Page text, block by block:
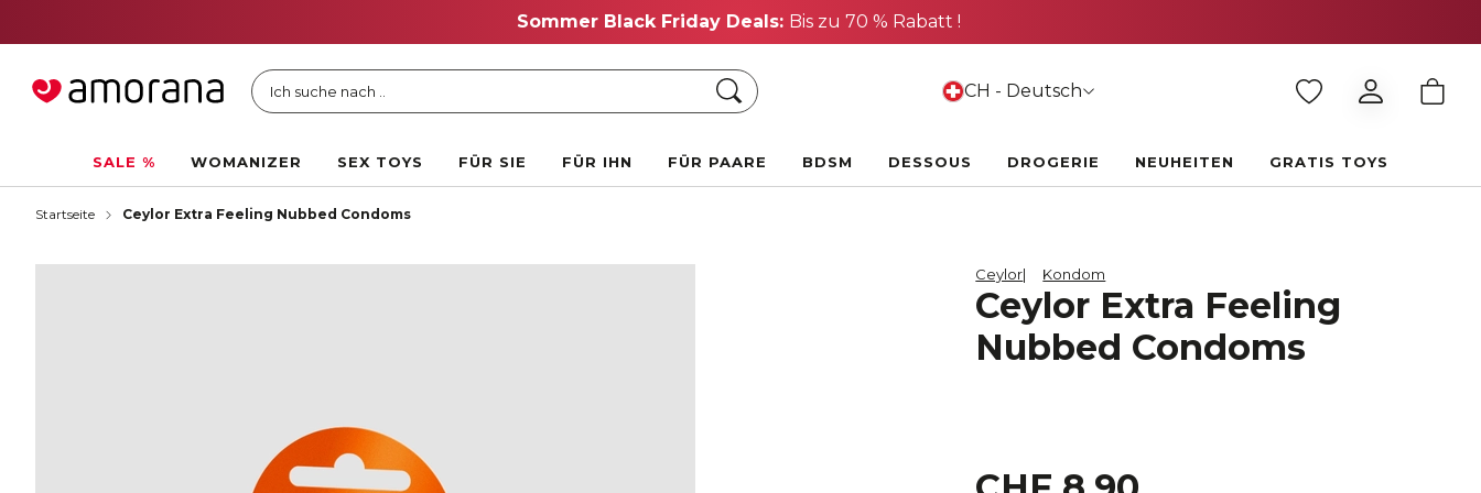
Sommer Black Friday Deals: Bis zu 70 % Rabatt !
Ich suche nach .. Suche CH - Deutsch
SALE % WOMANIZER SEX TOYS FÜR SIE FÜR IHN FÜR PAARE BDSM DESSOUS DROGERIE NEUHEITEN GRATIS TOYS
Startseite Ceylor Extra Feeling Nubbed Condoms
Ceylor Kondom
Ceylor Extra Feeling
Nubbed Condoms